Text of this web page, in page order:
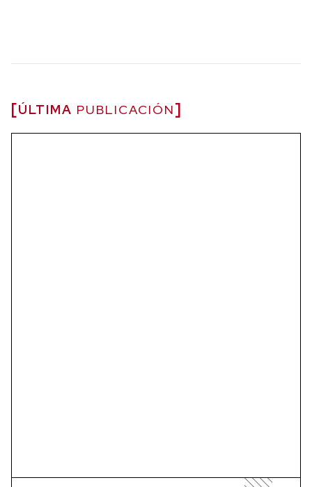
ÚLTIMA PUBLICACIÓN